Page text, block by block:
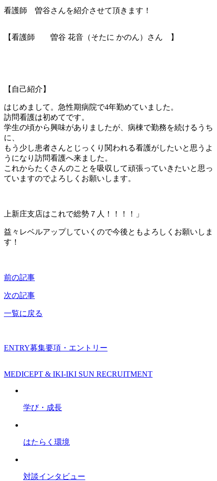
看護師 曽谷さんを紹介させて頂きます！
【看護師 曽谷 花音（そたに かのん）さん 】
【自己紹介】
はじめまして。急性期病院で4年勤めていました。
訪問看護は初めてです。
学生の頃から興味がありましたが、病棟で勤務を続けるうち
に、
もう少し患者さんとじっくり関われる看護がしたいと思うよ
うになり訪問看護へ来ました。
これからたくさんのことを吸収して頑張っていきたいと思っ
ていますのでよろしくお願いします。
上新庄支店はこれで総勢７人！！！！」
益々レベルアップしていくので今後ともよろしくお願いしま
す！
前の記事
次の記事
一覧に戻る
ENTRY募集要項・エントリー
MEDICEPT & IKI-IKI SUN RECRUITMENT
学び・成長
はたらく環境
対談インタビュー